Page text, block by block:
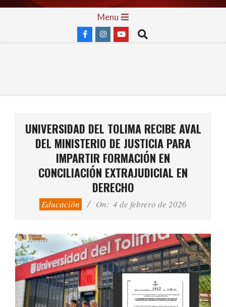
Skip
Menu
Search
UNIVERSIDAD DEL TOLIMA RECIBE AVAL
DEL MINISTERIO DE JUSTICIA PARA
IMPARTIR FORMACIÓN EN
CONCILIACIÓN EXTRAJUDICIAL EN
DERECHO
Educación On: 4 de febrero de 2026